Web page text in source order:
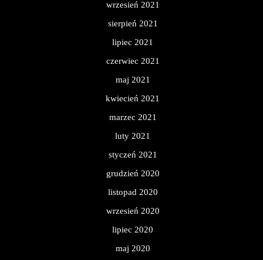
wrzesień 2021
sierpień 2021
lipiec 2021
czerwiec 2021
maj 2021
kwiecień 2021
marzec 2021
luty 2021
styczeń 2021
grudzień 2020
listopad 2020
wrzesień 2020
lipiec 2020
maj 2020